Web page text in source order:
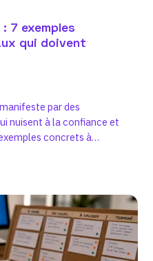
7 exemples
qui doivent
par des
nuisent à la confiance et
concrets à